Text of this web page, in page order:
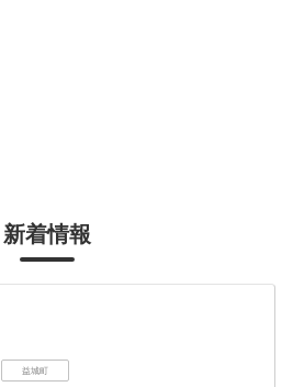
新着情報
益城町